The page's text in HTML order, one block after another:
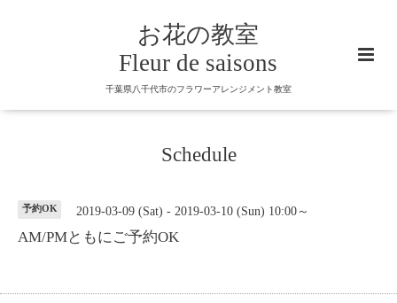
お花の教室
Fleur de saisons
千葉県八千代市のフラワーアレンジメント教室
Schedule
予約OK 2019-03-09 (Sat) - 2019-03-10 (Sun) 10:00～
AM/PMともにご予約OK